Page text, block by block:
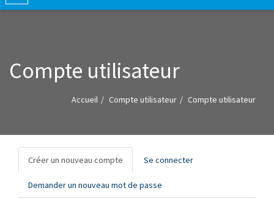
navigation
Compte utilisateur
Accueil Compte utilisateur Compte utilisateur
Onglets
principaux
Créer un nouveau compte (onglet
actif)
Se connecter
Demander un nouveau mot de passe